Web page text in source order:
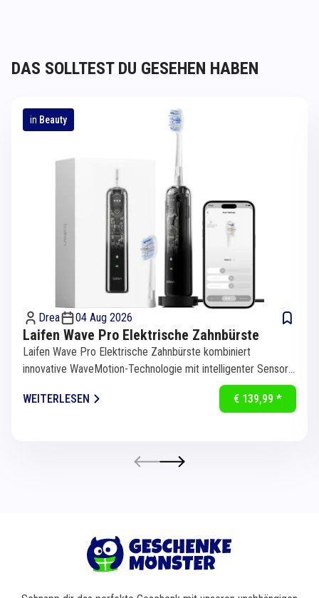
DAS SOLLTEST DU GESEHEN HABEN
in Beauty
Drea 04 Aug 2026
Laifen Wave Pro Elektrische Zahnbürste
Laifen Wave Pro Elektrische Zahnbürste kombiniert
innovative WaveMotion-Technologie mit intelligenter Sensorik
WEITERLESEN
€ 139,99 *